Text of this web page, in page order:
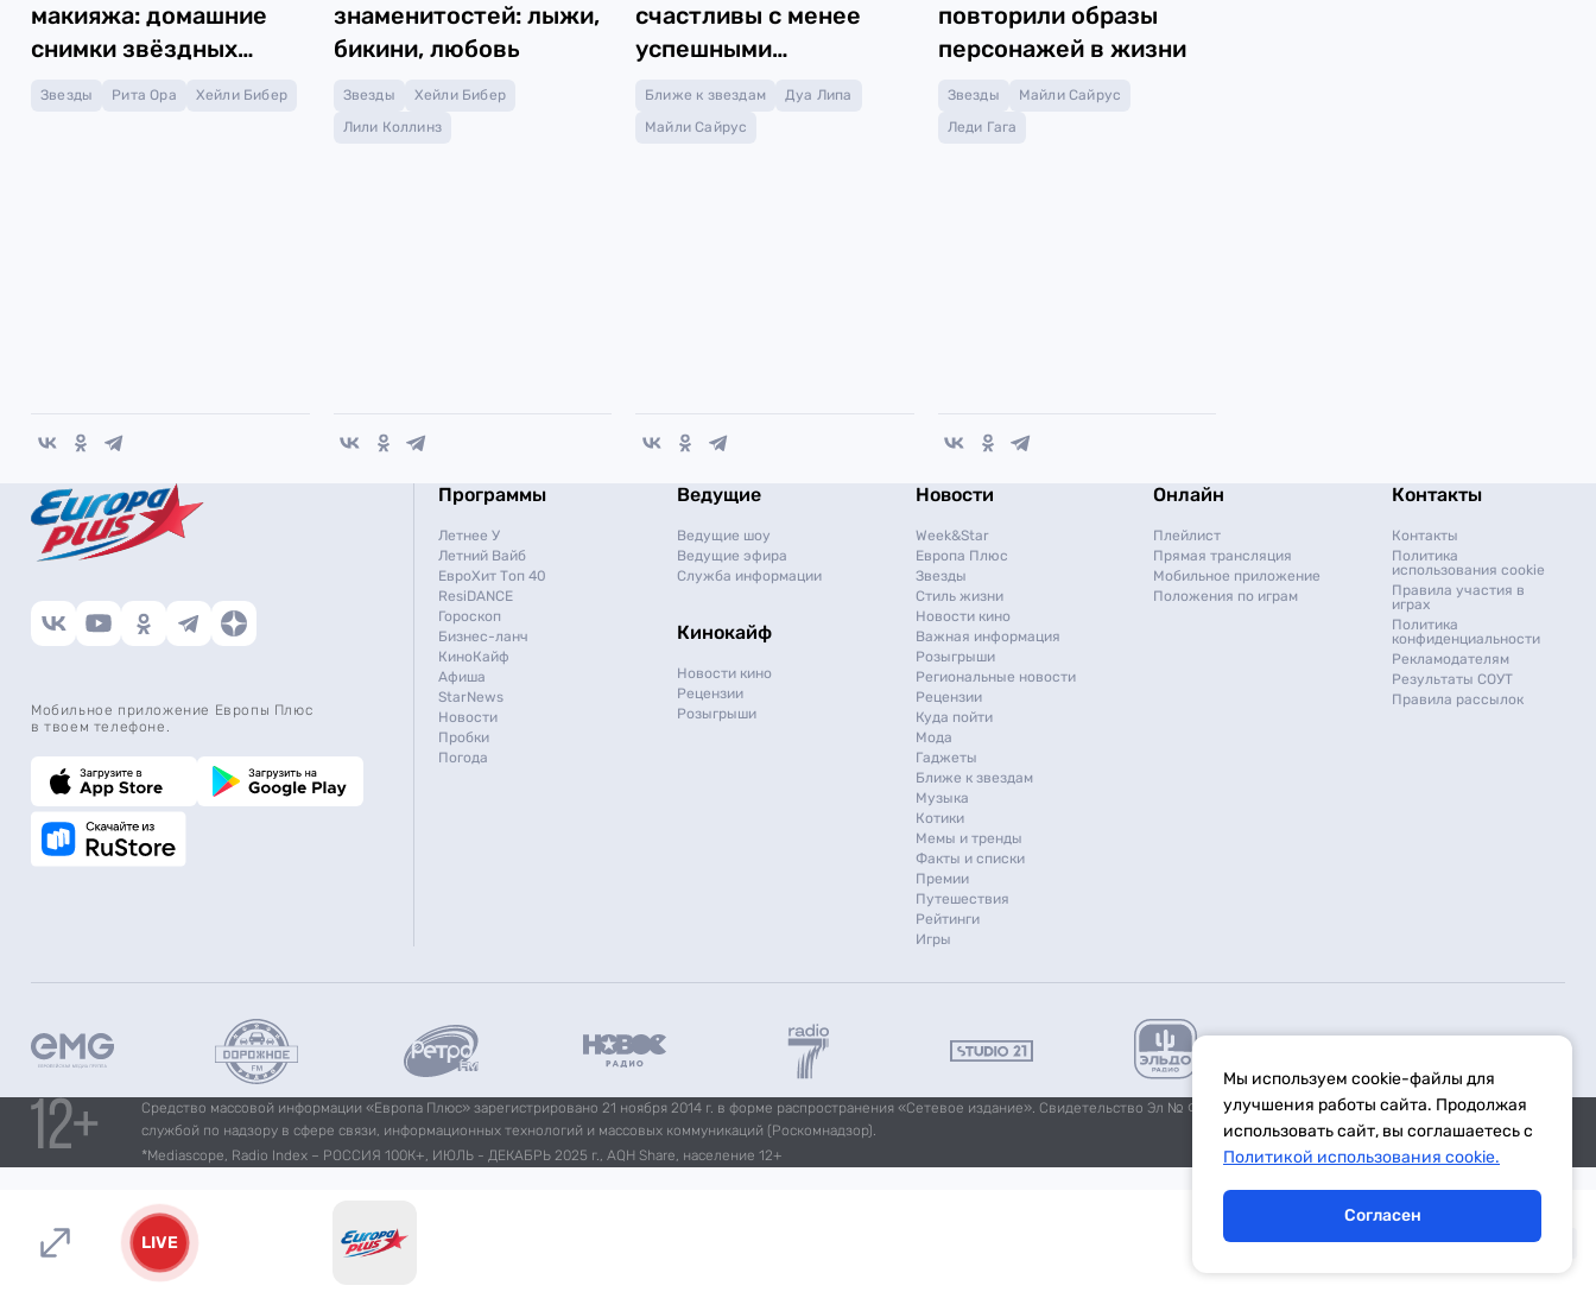
макияжа: домашние
снимки звёздных
девушек
Звезды Рита Ора Хейли Бибер
знаменитостей: лыжи,
бикини, любовь
Звезды
Хейли Бибер
Лили Коллинз
счастливы с менее
успешными
бойфрендами
Ближе к звездам
Дуа Липа
Майли Сайрус
повторили образы
персонажей в жизни
Звезды
Майли Сайрус
Леди Гага
Мобильное приложение Европы Плюс
в твоем телефоне.
Программы
Летнее У
Летний Вайб
ЕвроХит Топ 40
ResiDANCE
Гороскоп
Бизнес-ланч
КиноКайф
Афиша
StarNews
Новости
Пробки
Погода
Ведущие
Ведущие шоу
Ведущие эфира
Служба информации
Кинокайф
Новости кино
Рецензии
Розыгрыши
Новости
Week&Star
Европа Плюс
Звезды
Стиль жизни
Новости кино
Важная информация
Розыгрыши
Региональные новости
Рецензии
Куда пойти
Мода
Гаджеты
Ближе к звездам
Музыка
Котики
Мемы и тренды
Факты и списки
Премии
Путешествия
Рейтинги
Игры
Онлайн
Плейлист
Прямая трансляция
Мобильное приложение
Положения по играм
Контакты
Контакты
Политика
использования cookie
Правила участия в
играх
Политика
конфиденциальности
Рекламодателям
Результаты СОУТ
Правила рассылок
Средство массовой информации «Европа Плюс» зарегистрировано 21 ноября 2014 г. в форме распространения «Сетевое издание». Свидетельство Эл № ФС77-59972 от 21.11.2014 выдано Федеральной
службой по надзору в сфере связи, информационных технологий и массовых коммуникаций (Роскомнадзор).
*Mediascope, Radio Index – РОССИЯ 100К+, ИЮЛЬ - ДЕКАБРЬ 2025 г., AQH Share, население 12+
LIVE
Мы используем cookie-файлы для
улучшения работы сайта. Продолжая
использовать сайт, вы соглашаетесь с
Политикой использования cookie.
Согласен